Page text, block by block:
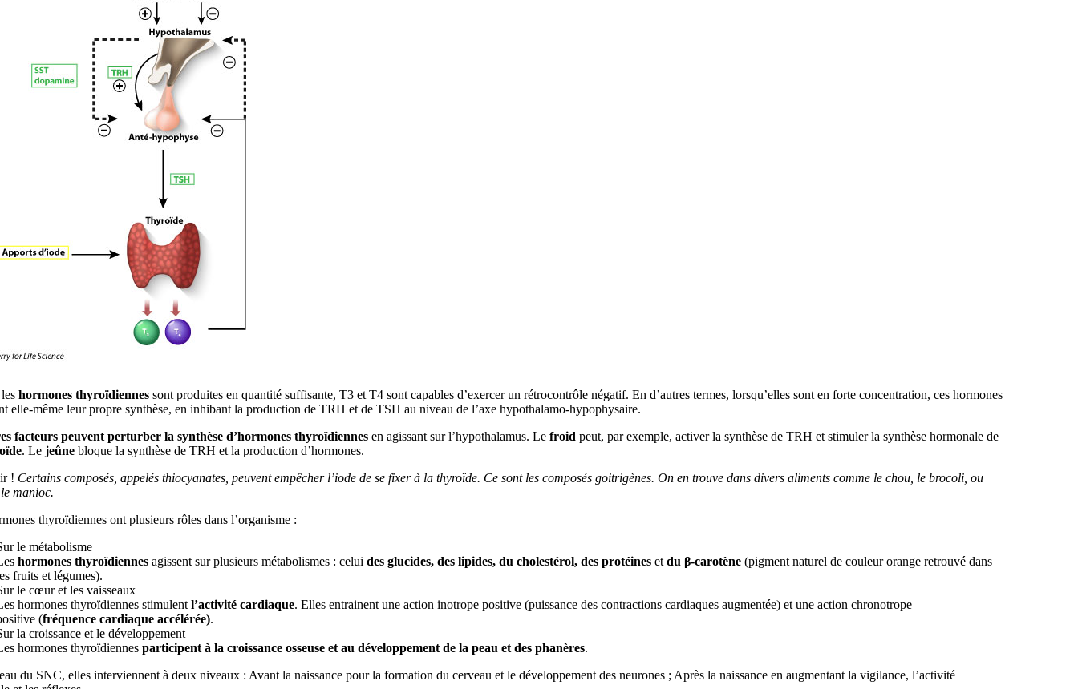
hormones thyroïdiennessont produites en quantité suffisante, T3 et T4 sont capables d’exercer un rétrocontrôle négatif. En d’autres termes, lorsqu’elles sont en forte concentration, ces hormones
elle-même leur propre synthèse, en inhibant la production de TRH et de TSH au niveau de l’axe hypothalamo-hypophysaire.
facteurs peuvent perturber la synthèse d’hormones thyroïdiennesen agissant sur l’hypothalamus. Le froid peut, par exemple, activer la synthèse de TRH et stimuler la synthèse hormonale de
. Le jeûnebloque la synthèse de TRH et la production d’hormones.
! Certains composés, appelés thiocyanates, peuvent empêcher l’iode de se fixer à la thyroïde. Ce sont les composés goitrigènes. On en trouve dans divers aliments comme le chou, le brocoli, ou
manioc.
thyroïdiennes ont plusieurs rôles dans l’organisme :
le métabolisme
hormones thyroïdiennesagissent sur plusieurs métabolismes : celui des glucides, des lipides, du cholestérol, des protéineset du β-carotène(pigment naturel de couleur orange retrouvé dans
fruits et légumes).
le cœur et les vaisseaux
hormones thyroïdiennes stimulentl’activité cardiaque. Elles entrainent une action inotrope positive (puissance des contractions cardiaques augmentée) et une action chronotrope
(fréquence cardiaque accélérée).
la croissance et le développement
hormones thyroïdiennes participent à la croissance osseuse et au développement de la peau et des phanères.
du SNC, elles interviennent à deux niveaux : Avant la naissance pour la formation du cerveau et le développement des neurones ; Après la naissance en augmentant la vigilance, l’activité